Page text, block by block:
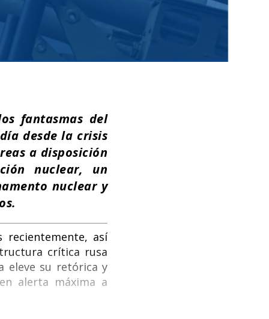
fantasmas del
desde la crisis
a disposición
nuclear, un
nuclear y
recientemente, así
crítica rusa
eleve su retórica y
alerta máxima a